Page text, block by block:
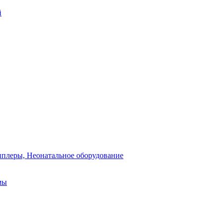
Неонатальное оборудование